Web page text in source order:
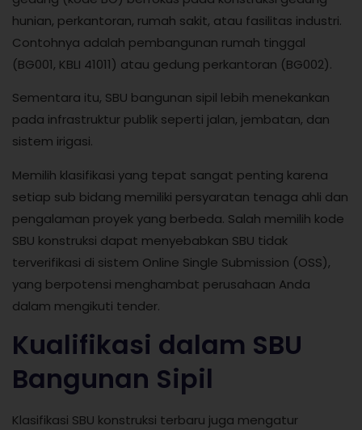
hunian, perkantoran, rumah sakit, atau fasilitas industri.
Contohnya adalah pembangunan rumah tinggal
(BG001, KBLI 41011) atau gedung perkantoran (BG002).
Sementara itu, SBU bangunan sipil lebih menekankan
pada infrastruktur publik seperti jalan, jembatan, dan
sistem irigasi.
Memilih klasifikasi yang tepat sangat penting karena
setiap sub bidang memiliki persyaratan tenaga ahli dan
pengalaman proyek yang berbeda. Salah memilih kode
SBU konstruksi dapat menyebabkan SBU tidak
terverifikasi di sistem Online Single Submission (OSS),
yang berpotensi menghambat perusahaan Anda
dalam mengikuti tender.
Kualifikasi dalam SBU
Bangunan Sipil
Klasifikasi SBU konstruksi terbaru juga mengatur